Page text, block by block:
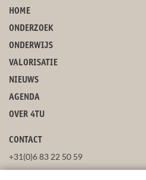
HOME
ONDERZOEK
ONDERWIJS
VALORISATIE
NIEUWS
AGENDA
OVER 4TU
CONTACT
+31(0)6 83 22 50 59